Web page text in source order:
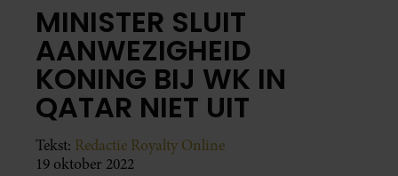
MINISTER SLUIT
AANWEZIGHEID
KONING BIJ WK IN
QATAR NIET UIT
Tekst: Redactie Royalty Online
19 oktober 2022